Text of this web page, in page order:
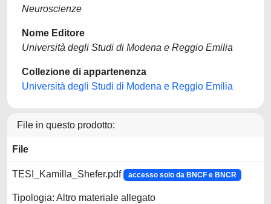
Neuroscienze
Nome Editore
Università degli Studi di Modena e Reggio Emilia
Collezione di appartenenza
Università degli Studi di Modena e Reggio Emilia
File in questo prodotto:
File
TESI_Kamilla_Shefer.pdf accesso solo da BNCF e BNCR
Tipologia: Altro materiale allegato